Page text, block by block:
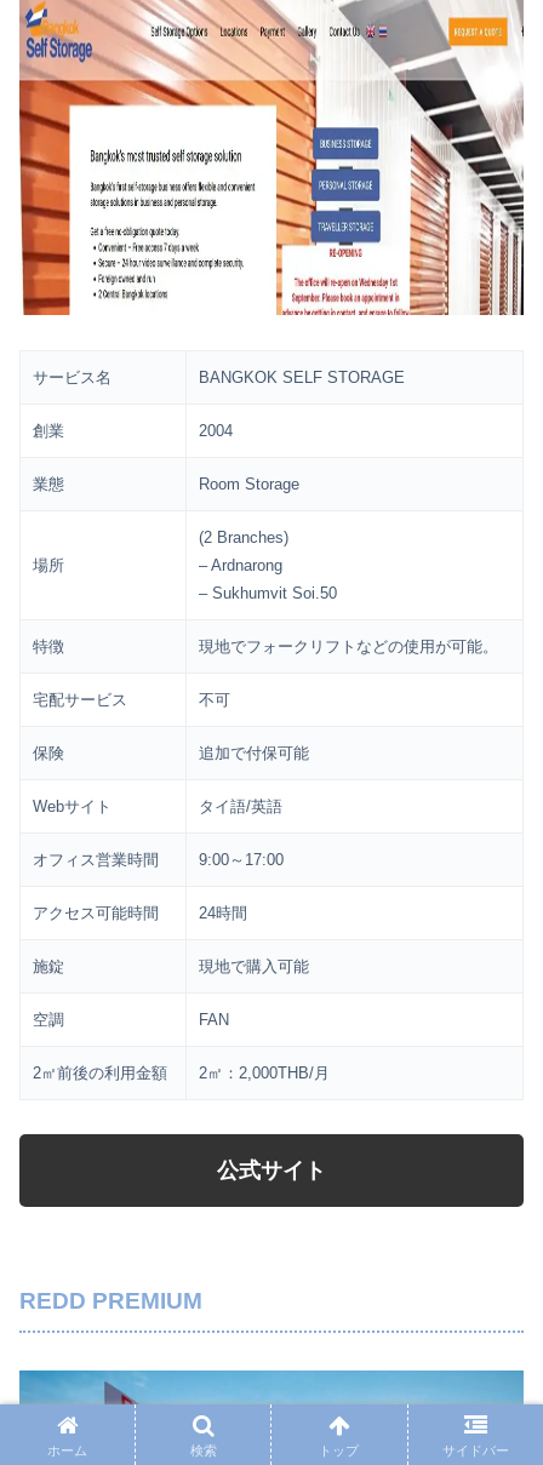
サービス名 BANGKOK SELF STORAGE
創業 2004
業態 Room Storage
場所
(2 Branches)
– Ardnarong
– Sukhumvit Soi.50
特徴 現地でフォークリフトなどの使用が可能。
宅配サービス 不可
保険 追加で付保可能
Webサイト タイ語/英語
オフィス営業時間 9:00～17:00
アクセス可能時間 24時間
施錠 現地で購入可能
空調 FAN
2㎡前後の利用金額 2㎡：2,000THB/月
公式サイト
REDD PREMIUM
ホーム 検索 トップ サイドバー